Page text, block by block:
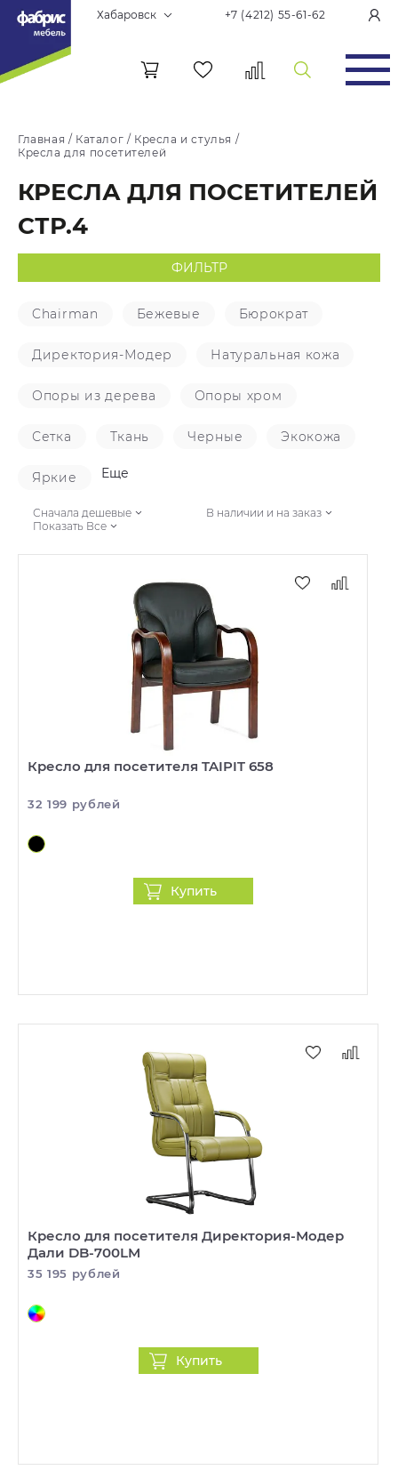
Хабаровск +7 (4212) 55-61-62
Главная / Каталог / Кресла и стулья /
Кресла для посетителей
КРЕСЛА ДЛЯ ПОСЕТИТЕЛЕЙ
СТР.4
ФИЛЬТР
Chairman Бежевые Бюрократ
Директория-Модер Натуральная кожа
Опоры из дерева Опоры хром
Сетка Ткань Черные Экокожа
Яркие Еще
Сначала дешевые
В наличии и на заказ
Показать Все
Кресло для посетителя TAIPIT 658
32 199 рублей
Купить
Кресло для посетителя Директория-Модер
Дали DB-700LM
35 195 рублей
Купить